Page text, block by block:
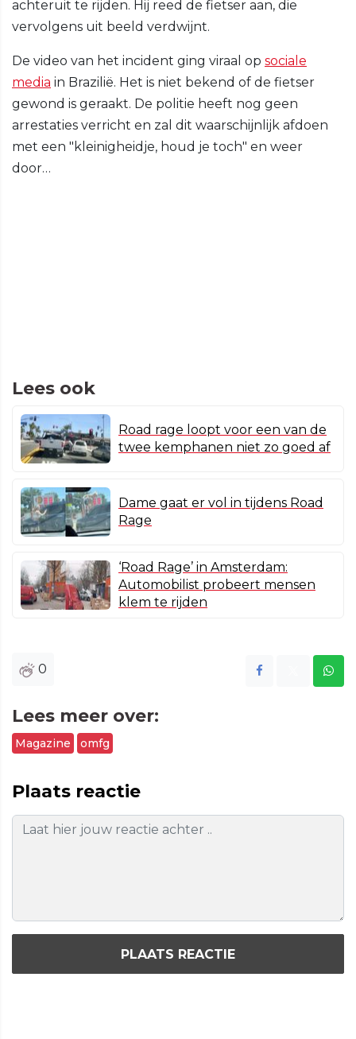
achteruit te rijden. Hij reed de fietser aan, die
vervolgens uit beeld verdwijnt.
De video van het incident ging viraal op sociale
media in Brazilië. Het is niet bekend of de fietser
gewond is geraakt. De politie heeft nog geen
arrestaties verricht en zal dit waarschijnlijk afdoen
met een "kleinigheidje, houd je toch" en weer
door…
Lees ook
Road rage loopt voor een van de
twee kemphanen niet zo goed af
Dame gaat er vol in tijdens Road
Rage
‘Road Rage’ in Amsterdam:
Automobilist probeert mensen
klem te rijden
0
Lees meer over:
Magazine omfg
Plaats reactie
PLAATS REACTIE